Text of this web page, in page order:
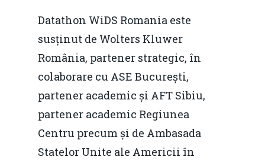
Datathon WiDS Romania este
susținut de Wolters Kluwer
România, partener strategic, în
colaborare cu ASE București,
partener academic și AFT Sibiu,
partener academic Regiunea
Centru precum și de Ambasada
Statelor Unite ale Americii în